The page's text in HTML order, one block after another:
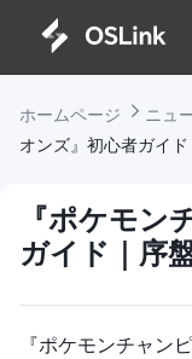
ホームページ ニュ
オンズ』初心者ガイ
『ポケモン
ガイド｜序
『ポケモンチャン